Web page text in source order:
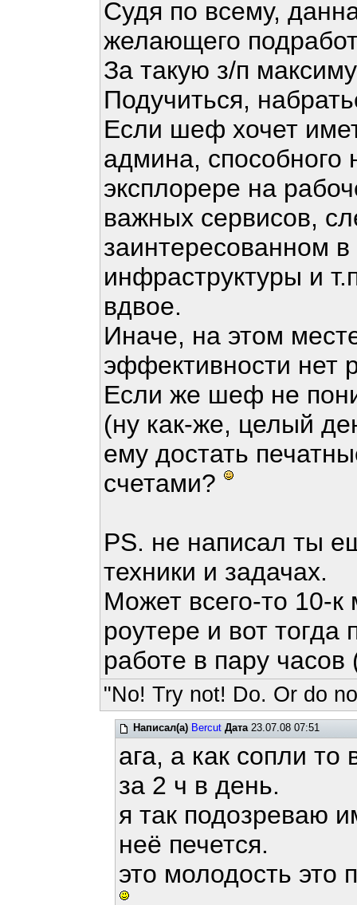
Судя по всему,
желающего
За такую з/п
Подучиться,
Если шеф хочет
админа, способного
эксплорере на
важных сервисов,
заинтересованном
инфраструктуры и
вдвое.
Иначе, на этом
эффективности нет
Если же шеф не
(ну как-же, целый
ему достать
счетами?
PS. не написал ты
техники и задачах.
Может всего-то 10-
роутере и вот тогда
работе в пару часов
"No! Try not! Do. Or do
Написал(а) Bercut Дата23.07.08 07:51
ага, а как сопли
за 2 ч в день.
я так подозреваю
неё печется.
это молодость это